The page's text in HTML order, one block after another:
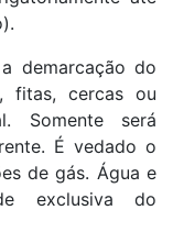
demarcação do
fitas, cercas ou
Somente será
É vedado o
de gás. Água e
exclusiva do